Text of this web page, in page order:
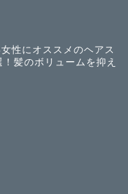
性にオススメのヘアス
髪のボリュームを抑え